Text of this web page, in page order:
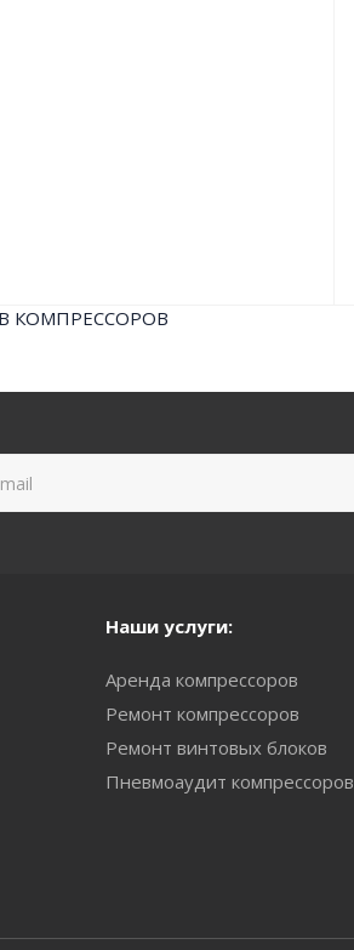
Наши услуги:
Аренда компрессоров
Ремонт компрессоров
Ремонт винтовых блоков
Пневмоаудит компрессоров